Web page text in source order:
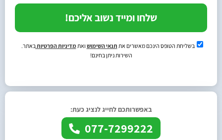
שלחו ומייד נשוב אליכם!
בשליחת הטופס הינכם מאשרים את תנאי השימוש ואתמדיניות הפרטיות באתר.
השירות ניתן בחינם!
באפשרותכם לחייג לנציג כעת:
077-7299222